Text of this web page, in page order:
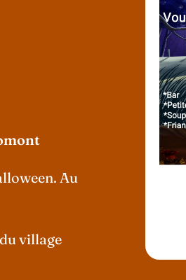
Au
village